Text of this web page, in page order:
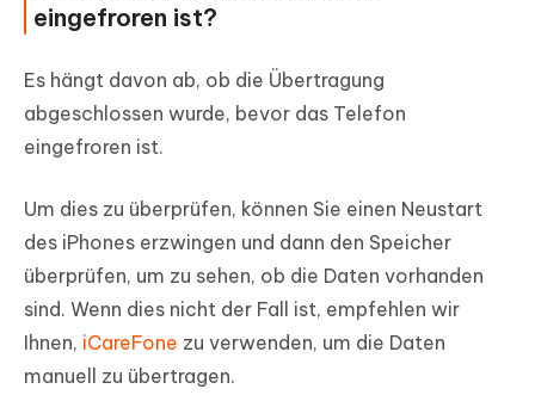
eingefroren ist?
Es hängt davon ab, ob die Übertragung
abgeschlossen wurde, bevor das Telefon
eingefroren ist.
Um dies zu überprüfen, können Sie einen Neustart
des iPhones erzwingen und dann den Speicher
überprüfen, um zu sehen, ob die Daten vorhanden
sind. Wenn dies nicht der Fall ist, empfehlen wir
Ihnen, iCareFone zu verwenden, um die Daten
manuell zu übertragen.